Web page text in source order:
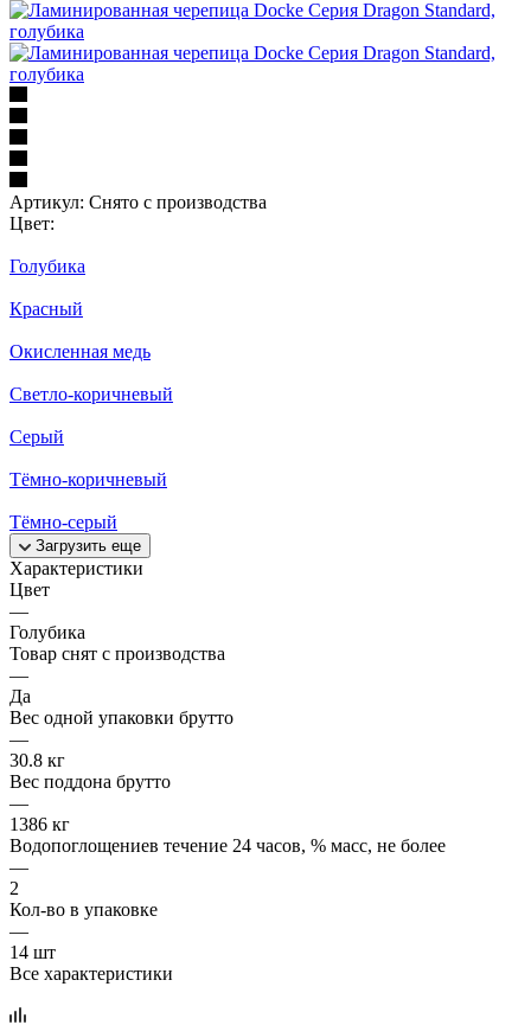
Артикул: Снято с производства
Цвет:
Голубика
Красный
Окисленная медь
Светло-коричневый
Серый
Тёмно-коричневый
Тёмно-серый
Загрузить еще
Характеристики
Цвет
—
Голубика
Товар снят с производства
—
Да
Вес одной упаковки брутто
—
30.8 кг
Вес поддона брутто
—
1386 кг
Водопоглощениев течение 24 часов, % масс, не более
—
2
Кол-во в упаковке
—
14 шт
Все характеристики